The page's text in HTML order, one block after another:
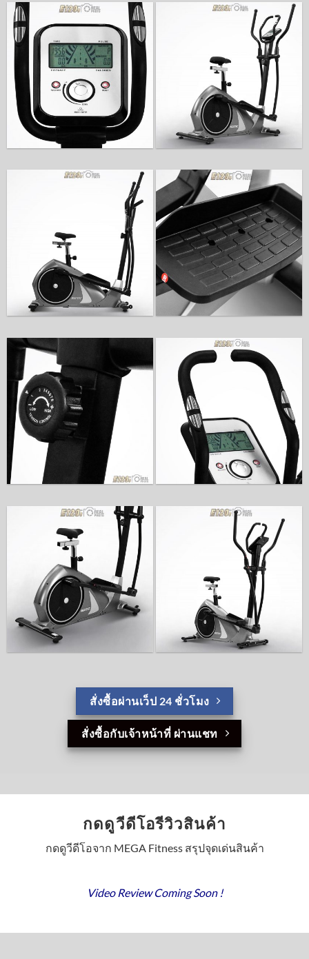
สั่งซื้อผ่านเว็ป 24 ชั่วโมง
สั่งซื้อกับเจ้าหน้าที่ ผ่านแชท
กดดูวีดีโอรีวิวสินค้า
กดดูวีดีโอจาก MEGA Fitness สรุปจุดเด่นสินค้า
Video Review Coming Soon !